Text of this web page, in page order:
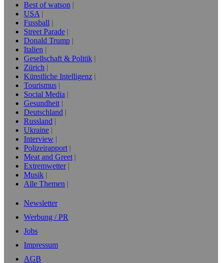
Best of watson
USA
Fussball
Street Parade
Donald Trump
Italien
Gesellschaft & Politik
Zürich
Künstliche Intelligenz
Tourismus
Social Media
Gesundheit
Deutschland
Russland
Ukraine
Interview
Polizeirapport
Meat and Greet
Extremwetter
Musik
Alle Themen
Newsletter
Werbung / PR
Jobs
Impressum
AGB